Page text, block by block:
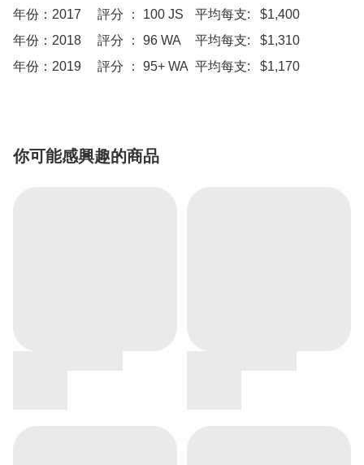
年份：2017     評分 ：	100 JS	平均每支:   $1,400
年份：2018     評分 ：	96 WA	平均每支:   $1,310
你可能感興趣的商品